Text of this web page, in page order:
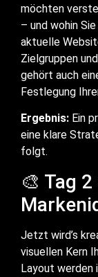
möchten
– und wohin
aktuelle
Zielgruppen
gehört auch
Festlegung
Ergebnis: Ein
eine klare
folgt.
🎨 Tag
Jetzt wird’s
visuellen Kern
Layout werden